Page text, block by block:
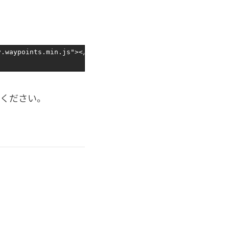
></script>
さい。